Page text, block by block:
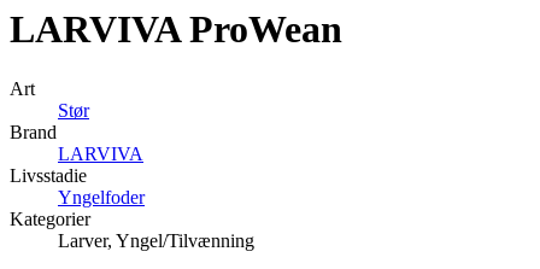
LARVIVA ProWean
Art
Stør
Brand
LARVIVA
Livsstadie
Yngelfoder
Kategorier
Larver, Yngel/Tilvænning